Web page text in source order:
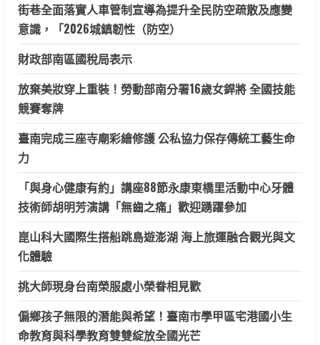
街巷全面落實人車管制宣導為提升全民防空疏散及應變
意識，「2026城鎮韌性（防空）
財政部南區國稅局表示
放棄美妝穿上重裝！勞動部南分署16歲女銲將 全國技能
競賽奪牌
臺南完成三座寺廟彩繪修護 公私協力保存傳統工藝生命
力
「與身心健康有約」講座88節永康東橋里活動中心牙體
技術師胡明芳演講「無齒之痛」歡迎踴躍參加
崑山科大國際生搭船跳島遊澎湖 海上旅運融合觀光與文
化體驗
挑大師現身台南榮服處小榮眷相見歡
偏鄉孩子無限的潛能與希望！臺南市學甲區宅港國小生
命教育與科學教育雙雙綻放全國光芒